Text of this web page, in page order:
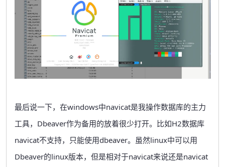
最后说一下，在windows中navicat是我操作数据库的主力
工具，Dbeaver作为备用的放着很少打开。比如H2数据库
navicat不支持，只能使用dbeaver。虽然linux中可以用
Dbeaver的linux版本，但是相对于navicat来说还是navicat